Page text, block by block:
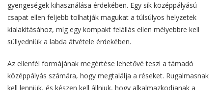
gyengeségek kihasználása érdekében. Egy sík középpályású
csapat ellen feljebb tolhatják magukat a túlsúlyos helyzetek
kialakításához, míg egy kompakt felállás ellen mélyebbre kell
süllyedniük a labda átvétele érdekében.
Az ellenfél formájának megértése lehetővé teszi a támadó
középpályás számára, hogy megtalálja a réseket. Rugalmasnak
kell lenniük, és készen kell állniuk, hogy alkalmazkodjanak a